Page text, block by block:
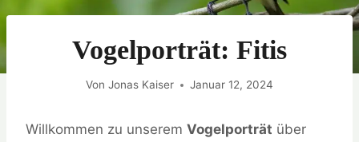
Vogelporträt: Fitis
Von Jonas Kaiser Januar 12, 2024
Willkommen zu unserem Vogelporträt über